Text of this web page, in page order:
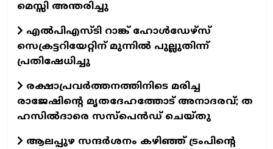
മെസ്സി അന്തരിച്ചു
എൽപിഎസ്ടി റാങ്ക് ഹോൾഡേഴ്സ്
സെക്രട്ടറിയേറ്റിന് മുന്നിൽ പുല്ലുതിന്ന്
പ്രതിഷേധിച്ചു
രക്ഷാപ്രവർത്തനത്തിനിടെ മരിച്ച
രാജേഷിന്റെ മൃതദേഹത്തോട് അനാദരവ്; ത​
ഹസിൽദാരെ സസ്പെൻഡ് ചെയ്തു
ആലപ്പുഴ സന്ദർശനം കഴിഞ്ഞ് ട്രംപിൻ്റെ